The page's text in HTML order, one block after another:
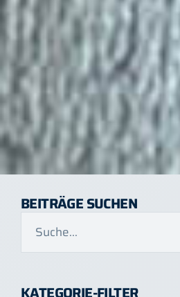
BEITRÄGE SUCHEN